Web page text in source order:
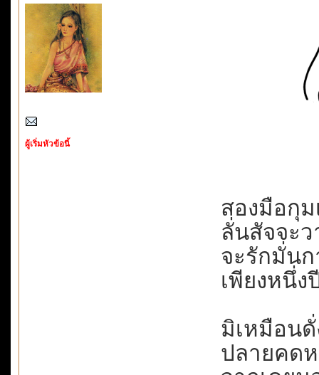
ผู้เริ่มหัวข้อนี้
สองมือกุ
ลั่นสัจจะ
จะรักมั่น
เพียงหนึ่ง
มิเหมือน
ปลายคด